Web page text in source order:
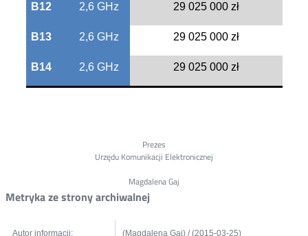
B12 2,6 GHz 29 025 000 zł
B13 2,6 GHz 29 025 000 zł
B14 2,6 GHz 29 025 000 zł
Prezes
Urzędu Komunikacji Elektronicznej
Magdalena Gaj
Metryka ze strony archiwalnej
Autor informacji: (Magdalena Gaj) / (2015-03-25)